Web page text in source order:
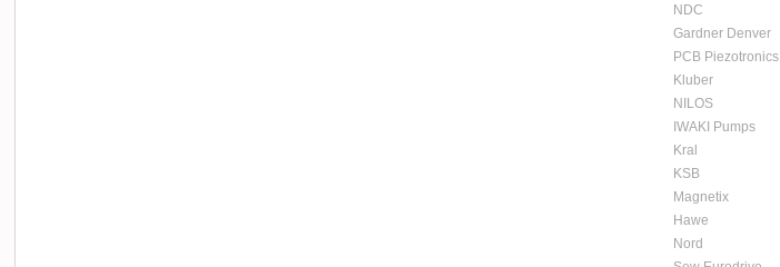
NDC
Gardner Denver
PCB Piezotronics
Kluber
NILOS
IWAKI Pumps
Kral
KSB
Magnetix
Hawe
Nord